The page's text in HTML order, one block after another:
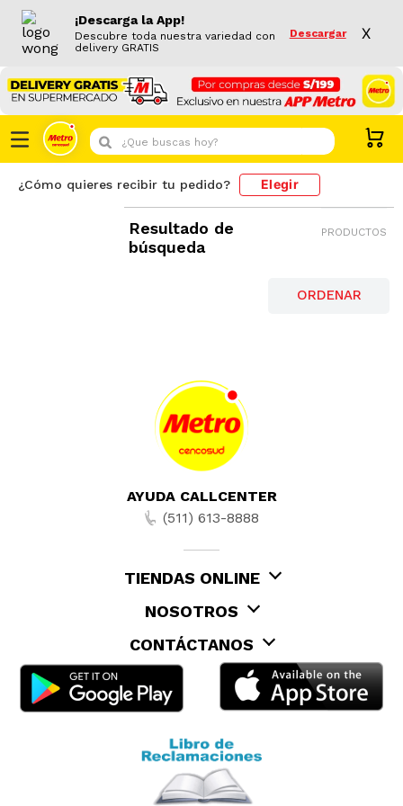
¡Descarga la App!
Descubre toda nuestra variedad con
delivery GRATIS
Descargar X
¿Que buscas hoy?
¿Cómo quieres recibir tu pedido? Elegir
Resultado de
búsqueda
PRODUCTOS
AYUDA CALLCENTER
(511) 613-8888
TIENDAS ONLINE
NOSOTROS
CONTÁCTANOS